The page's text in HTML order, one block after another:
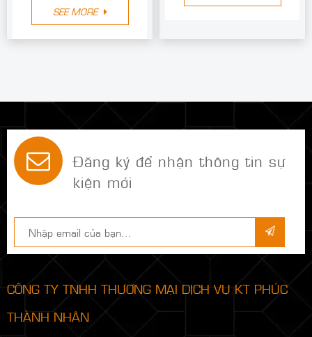
SEE MORE
Đăng ký để nhận thông tin sự
kiện mới
CÔNG TY TNHH THƯƠNG MẠI DỊCH VỤ KT PHÚC
THÀNH NHÂN